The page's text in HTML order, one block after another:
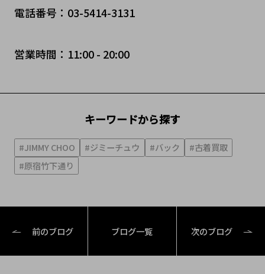
電話番号：03-5414-3131
営業時間：11:00 - 20:00
キーワードから探す
#JIMMY CHOO #ジミーチュウ #バック
#古着買取
#原宿竹下通り
前のブログ ブログ一覧 次のブログ